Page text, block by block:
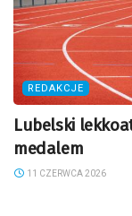
REDAKCJE
Lubelski
medalem
11 CZERWCA 2026